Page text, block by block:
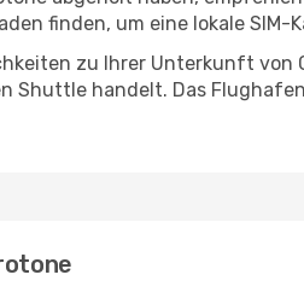
finden, um eine lokale
zu Ihrer Unterkunft
Shuttle handelt. Das